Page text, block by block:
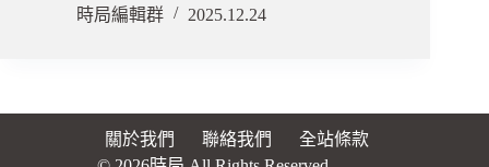
時局編輯群
2025.12.24
關於我們 聯絡我們
全站條款